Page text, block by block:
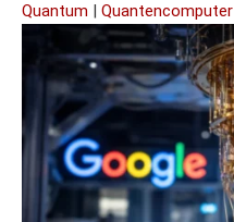
Quantum | Quantencomputer